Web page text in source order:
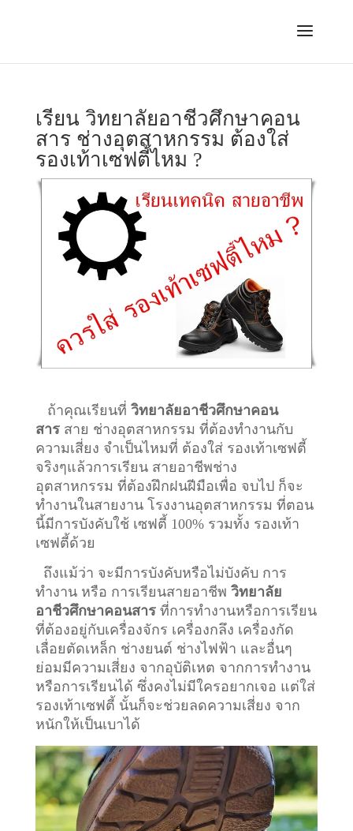
เรียน วิทยาลัยอาชีวศึกษาคอน
สาร ช่างอุตสาหกรรม ต้องใส่
รองเท้าเซฟตี้ไหม ?
ถ้าคุณเรียนที่ วิทยาลัยอาชีวศึกษาคอน
สารสาย ช่างอุตสาหกรรม ที่ต้องทำงานกับ
ความเสี่ยง จำเป็นไหมที่ ต้องใส่ รองเท้าเซฟตี้
จริงๆแล้วการเรียน สายอาชีพช่าง
อุตสาหกรรม ที่ต้องฝึกฝนฝีมือเพื่อ จบไป ก็จะ
ทำงานในสายงาน โรงงานอุตสาหกรรม ที่ตอน
นี้มีการบังคับใช้ เซฟตี้ 100% รวมทั้ง รองเท้า
เซฟตี้ด้วย
ถึงแม้ว่า จะมีการบังคับหรือไม่บังคับ การ
ทำงาน หรือ การเรียนสายอาชีพ วิทยาลัย
อาชีวศึกษาคอนสารที่การทำงานหรือการเรียน
ที่ต้องอยู่กับเครื่องจักร เครื่องกลึง เครื่องกัด
เลื่อยตัดเหล็ก ช่างยนต์ ช่างไฟฟ้า และอื่นๆ
ย่อมมีความเสี่ยง จากอุบัติเหต จากการทำงาน
หรือการเรียนได้ ซึ่งคงไม่มีใครอยากเจอ แต่ใส่
รองเท้าเซฟตี้ นั้นก็จะช่วยลดความเสี่ยง จาก
หนักให้เป็นเบาได้